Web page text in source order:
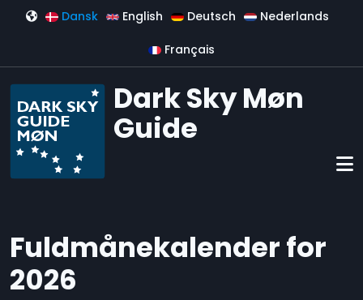
Gå til hovedindhold
Dansk English Deutsch Nederlands
Français
Dark Sky Møn
Guide
Fuldmånekalender for
2026